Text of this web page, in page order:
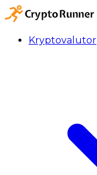
Kryptovalutor